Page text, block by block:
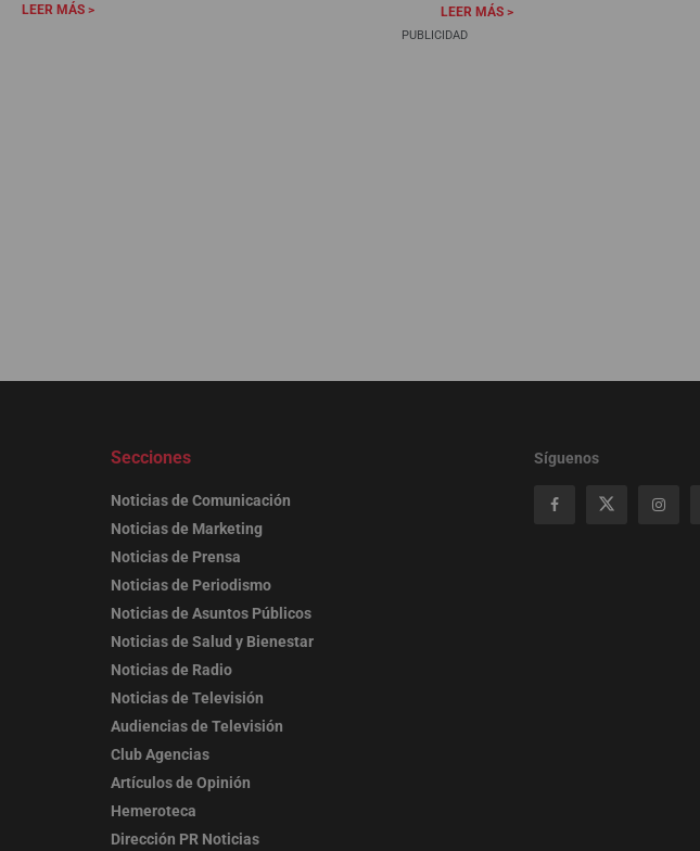
LEER MÁS > LEER MÁS >
PUBLICIDAD
Secciones
Noticias de Comunicación
Noticias de Marketing
Noticias de Prensa
Noticias de Periodismo
Noticias de Asuntos Públicos
Noticias de Salud y Bienestar
Noticias de Radio
Noticias de Televisión
Audiencias de Televisión
Club Agencias
Artículos de Opinión
Hemeroteca
Dirección PR Noticias
Síguenos